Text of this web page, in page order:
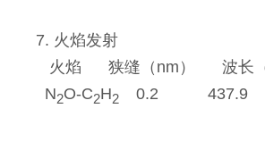
7. 火焰发射
火焰 狭缝（nm） 波长（
N2O-C2H2 0.2 437.9